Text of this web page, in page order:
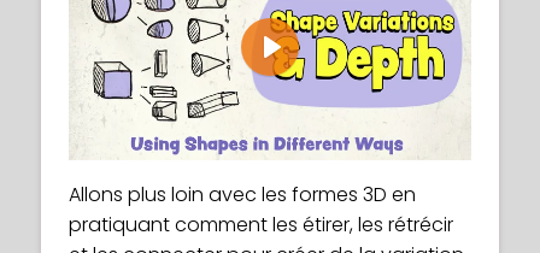
Play
Allons plus loin avec les formes 3D en
pratiquant comment les étirer, les rétrécir